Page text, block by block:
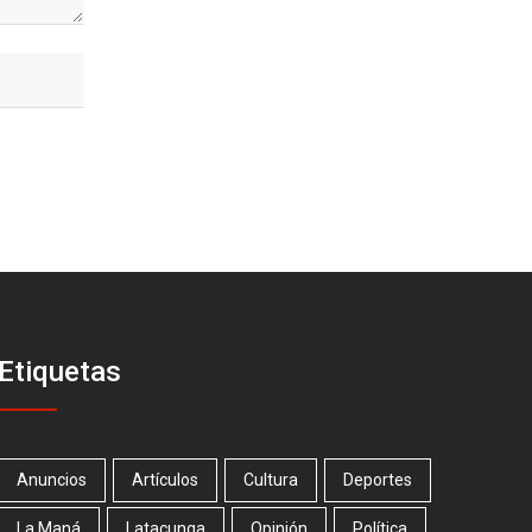
Anuncios Artículos Cultura Deportes
La Maná Latacunga Opinión Política